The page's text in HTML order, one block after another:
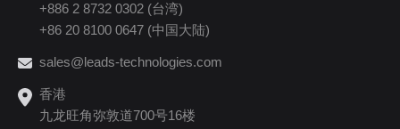
+886 2 8732 0302 (台湾)
+86 20 8100 0647 (中国大陆)
sales@leads-technologies.com
香港
九龙旺角弥敦道700号16楼